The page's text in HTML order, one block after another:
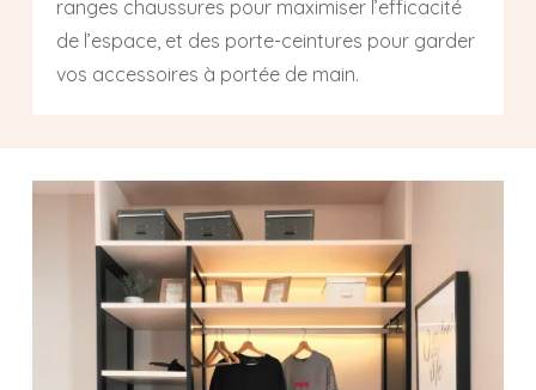
ranges chaussures pour maximiser l’efficacité
de l’espace, et des porte-ceintures pour garder
vos accessoires à portée de main.